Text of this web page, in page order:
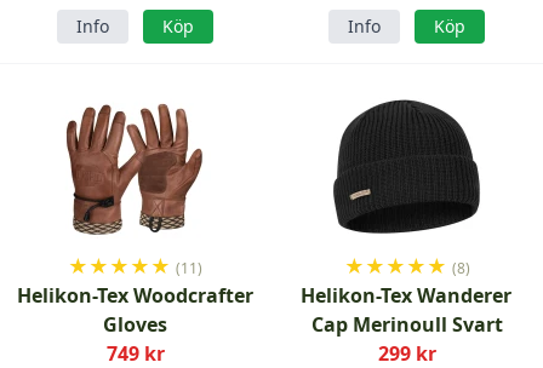
Info Köp Info Köp
★★★★★ (11)
Helikon-Tex Woodcrafter
Gloves
749 kr
★★★★★ (8)
Helikon-Tex Wanderer
Cap Merinoull Svart
299 kr